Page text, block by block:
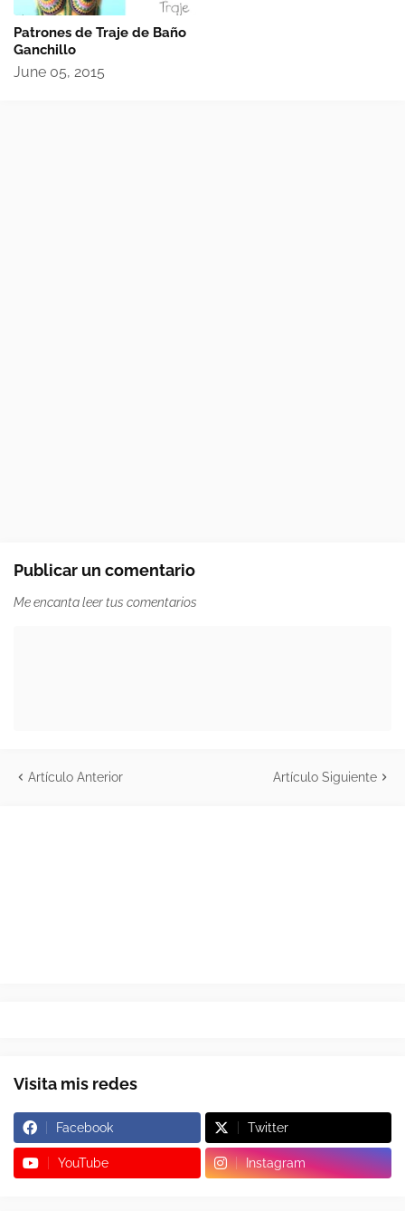
Patrones de Traje de Baño
Ganchillo
June 05, 2015
Publicar un comentario
Me encanta leer tus comentarios
Artículo Anterior Artículo Siguiente
Visita mis redes
Facebook Twitter
YouTube Instagram